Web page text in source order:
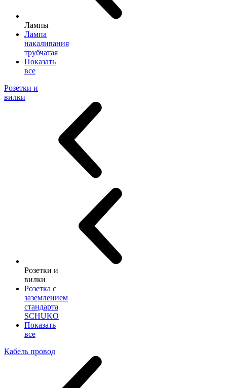
Лампы
Лампа
накаливания
трубчатая
Показать
все
Розетки и
вилки
Розетки и
вилки
Розетка с
заземлением
стандарта
SCHUKO
Показать
все
Кабель провод